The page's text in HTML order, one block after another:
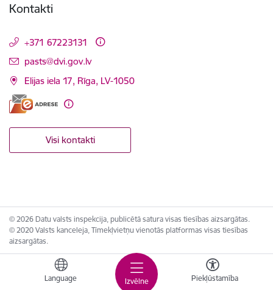
Izvēlne
Language Piekļūstamība
Kontakti
+371 67223131
E-pasts:
pasts@dvi.gov.lv
Elijas iela 17, Rīga, LV-1050
Visi kontakti
© 2026 Datu valsts inspekcija, publicētā satura visas tiesības aizsargātas.
© 2020 Valsts kanceleja, Tīmekļvietņu vienotās platformas visas tiesības
aizsargātas.